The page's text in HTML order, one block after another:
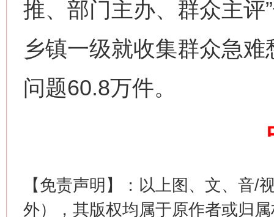
推、部门主办、群众主评
乡镇一级就收集群众急
问题60.8万件。
【免责声明】：以上图、文、音/
外），其版权均属于原作者或归
这是一记警钟！ 谢